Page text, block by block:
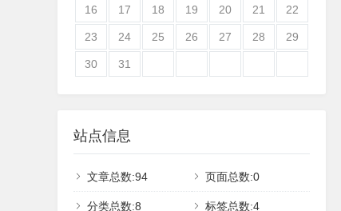
16 17 18 19 20 21 22
23 24 25 26 27 28 29
30 31
站点信息
文章总数:94 页面总数:0
分类总数:8 标签总数:4